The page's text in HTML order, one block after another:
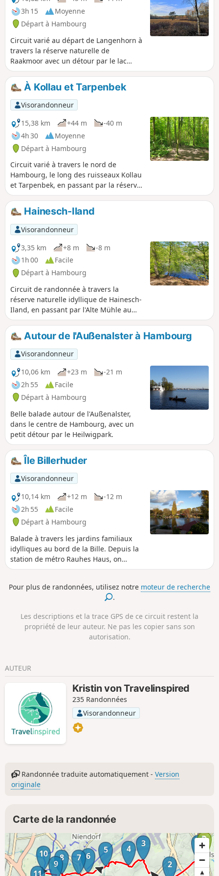
3h 15
Moyenne
Départ à Hambourg
Circuit varié au départ de Langenhorn à
travers la réserve naturelle de
Raakmoor avec un détour par le lac
Hummelsee.
À Kollau et Tarpenbek
Visorandonneur
15,38 km
+44 m
-40 m
4h 30
Moyenne
Départ à Hambourg
Circuit varié à travers le nord de
Hambourg, le long des ruisseaux Kollau
et Tarpenbek, en passant par la réserve
animalière de Niendorf et l'aéroport de
Hambourg.
Hainesch-Iland
Visorandonneur
3,35 km
+8 m
-8 m
1h 00
Facile
Départ à Hambourg
Circuit de randonnée à travers la
réserve naturelle idyllique de Hainesch-
Iland, en passant par l'Alte Mühle au
bord de l'étang du moulin.
Autour de l'Außenalster à Hambourg
Visorandonneur
10,06 km
+23 m
-21 m
2h 55
Facile
Départ à Hambourg
Belle balade autour de l'Außenalster,
dans le centre de Hambourg, avec un
petit détour par le Heilwigpark.
Île Billerhuder
Visorandonneur
10,14 km
+12 m
-12 m
2h 55
Facile
Départ à Hambourg
Balade à travers les jardins familiaux
idylliques au bord de la Bille. Depuis la
station de métro Rauhes Haus, on
traverse le Mittelkanal et le Südkanal
trouve l'un des plus beaux jardins
familiaux de Hambourg, juste au bord
travers d'autres jolis jardins familiaux
avant de revenir à la station de métro.
Pour plus de randonnées, utilisez notre moteur de recherche
.
Les descriptions et la trace GPS de ce circuit restent la
propriété de leur auteur. Ne pas les copier sans son
autorisation.
AUTEUR
Kristin von Travelinspired
235 Randonnées
Visorandonneur
Randonnée traduite automatiquement -Version
originale
Carte de la randonnée
1
2
3
4
5
6
7
8
9
10
11